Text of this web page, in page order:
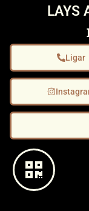
LAYS
Ligar